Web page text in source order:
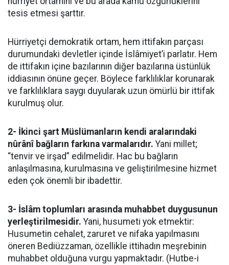
tesis etmesi şarttır.
Hürriyetçi demokratik ortam, hem ittifakın parçası
durumundaki devletler içinde İslâmiyet’i parlatır. Hem
de ittifakın içine bazılarının diğer bazılarına üstünlük
iddiasının önüne geçer. Böylece farklılıklar korunarak
ve farklılıklara saygı duyularak uzun ömürlü bir ittifak
kurulmuş olur.
2- İkinci şart Müslümanların kendi aralarındaki
nûrânî bağların farkına varmalarıdır. Yani millet;
“tenvir ve irşad” edilmelidir. Hac bu bağların
anlaşılmasına, kurulmasına ve geliştirilmesine hizmet
eden çok önemli bir ibadettir.
3- İslâm toplumları arasında muhabbet duygusunun
yerleştirilmesidir. Yani, husumeti yok etmektir:
Husumetin cehalet, zaruret ve nifaka yapılmasını
öneren Bediüzzaman, özellikle ittihadın meşrebinin
muhabbet olduğuna vurgu yapmaktadır. (Hutbe-i